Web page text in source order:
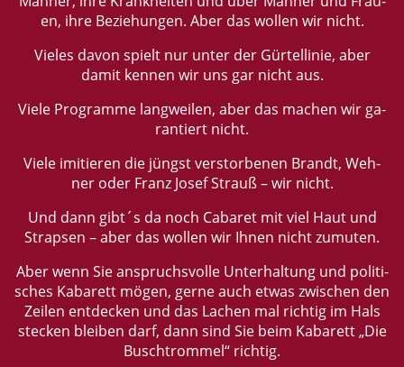
en, ihre Be­zie­hun­gen. Aber das wol­len wir nicht.
Vie­les davon spielt nur unter der Gür­tel­li­nie, aber
damit ken­nen wir uns gar nicht aus.
Viele Pro­gram­me lang­wei­len, aber das ma­chen wir ga­
ran­tiert nicht.
Viele imi­tie­ren die jüngst ver­stor­be­nen Brandt, Weh­
ner oder Franz Josef Strauß – wir nicht.
Und dann gibt´s da noch Ca­ba­ret mit viel Haut und
Strap­sen – aber das wol­len wir Ihnen nicht zu­mu­ten.
Aber wenn Sie an­spruchs­vol­le Un­ter­hal­tung und po­li­ti­
sches Ka­ba­rett mögen, gerne auch etwas zwi­schen den
Zei­len ent­de­cken und das La­chen mal rich­tig im Hals
ste­cken blei­ben darf, dann sind Sie beim Ka­ba­rett „Die
Busch­trom­mel“ rich­tig.